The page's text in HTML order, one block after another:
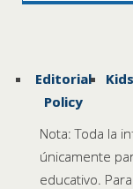
Editorial
Policy
Nota: Toda la
únicamente
educativo.